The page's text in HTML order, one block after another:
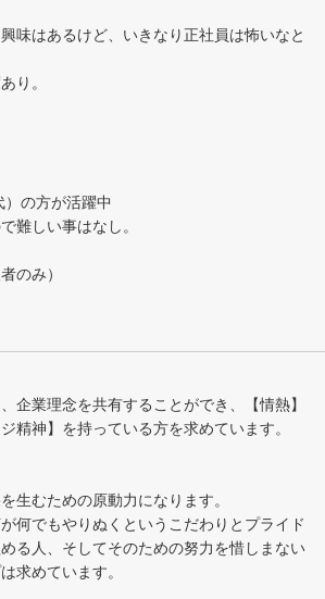
味はあるけど、いきなり正社員は怖いなと
り。
）の方が活躍中
難しい事はなし。
のみ）
企業理念を共有することができ、【情熱】
精神】を持っている方を求めています。
生むための原動力になります。
何でもやりぬくというこだわりとプライド
る人、そしてそのための努力を惜しまない
求めています。